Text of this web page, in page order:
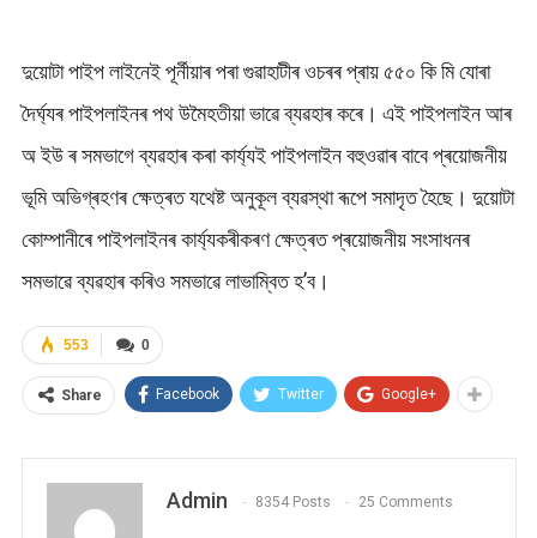
দুয়োটা পাইপ লাইনেই পূৰ্নীয়াৰ পৰা গুৱাহাটীৰ ওচৰৰ প্ৰায় ৫৫০ কি মি যোৰা
দৈর্ঘ্যৰ পাইপলাইনৰ পথ উমৈহতীয়া ভাৱে ব্যৱহাৰ কৰে। এই পাইপলাইন আৰ
অ ইউ ৰ সমভাগে ব্যৱহাৰ কৰা কাৰ্য্যই পাইপলাইন বহুওৱাৰ বাবে প্ৰয়োজনীয়
ভূমি অভিগ্ৰহণৰ ক্ষেত্ৰত যথেষ্ট অনুকূল ব্যৱস্থা ৰূপে সমাদৃত হৈছে। দুয়োটা
কোম্পানীৰে পাইপলাইনৰ কাৰ্য্যকৰীকৰণ ক্ষেত্ৰত প্ৰয়োজনীয় সংসাধনৰ
সমভাৱে ব্যৱহাৰ কৰিও সমভাৱে লাভাম্বিত হ’ব।
0
553
Share Facebook Twitter Google+
Admin 8354 Posts 25 Comments